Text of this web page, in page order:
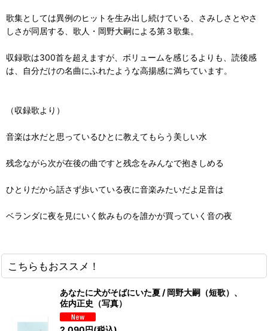
歌集としては異例のヒットを生み出し続けている、さみしさとやさ
しさが同居する、歌人・岡野大嗣による第３歌集。
収録歌は300首を超えますが、ボリュームを感じるよりも、読後感
は、自分だけの名曲にふれたような高揚感に満ちています。
（収録歌より）
音楽は水だと思っているひとに教えてもらう美しい水
残念ながら次が在後の曲ですと残念をみんなで抱きしめる
ひとりだから話さず歩いている夜に音楽みたいだよ足音は
ベランダに夜を見にいく飲みものを誰かが買っていく音の夜
こちらもおススメ！
あなたに犬がそばにいた夏 / 岡野大嗣（短歌）、
佐内正史（写真）